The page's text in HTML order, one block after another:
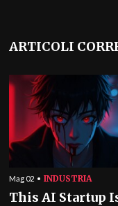
ARTICOLI
Mag 02 INDUSTRIA
This AI Startup